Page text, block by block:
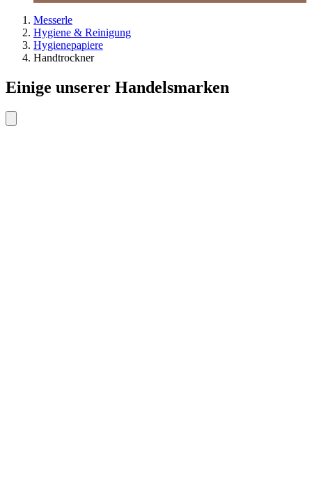
Messerle
Hygiene & Reinigung
Hygienepapiere
Handtrockner
Einige unserer Handelsmarken